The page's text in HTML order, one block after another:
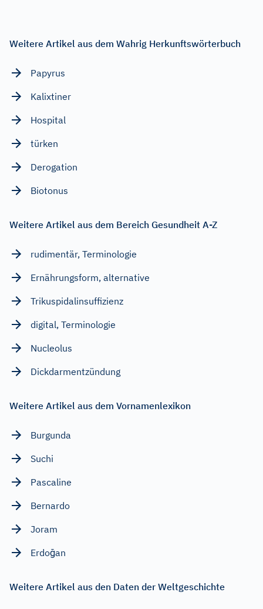
Weitere Artikel aus dem Wahrig Herkunftswörterbuch
Papyrus
Kalixtiner
Hospital
türken
Derogation
Biotonus
Weitere Artikel aus dem Bereich Gesundheit A-Z
rudimentär, Terminologie
Ernährungsform, alternative
Trikuspidalinsuffizienz
digital, Terminologie
Nucleolus
Dickdarmentzündung
Weitere Artikel aus dem Vornamenlexikon
Burgunda
Suchi
Pascaline
Bernardo
Joram
Erdoğan
Weitere Artikel aus den Daten der Weltgeschichte